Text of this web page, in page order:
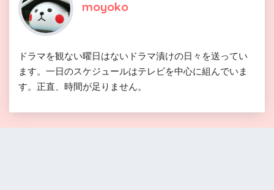
moyoko
ドラマを観ない曜日はないドラマ漬けの日々を送ってい
ます。一日のスケジュールはテレビを中心に組んでいま
す。正直、時間が足りません。